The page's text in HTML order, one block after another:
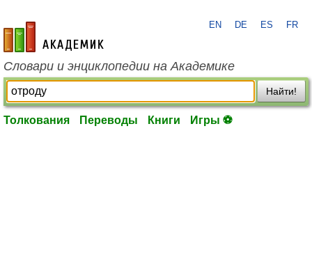
academic.ru
EN DE ES FR
Словари и энциклопедии на Академике
Найти!
Толкования Переводы Книги Игры ⚽